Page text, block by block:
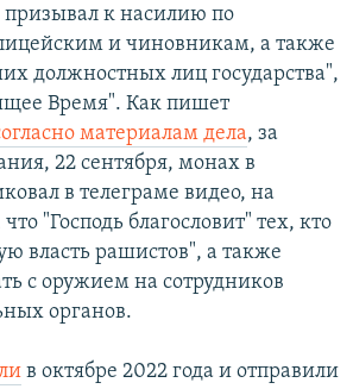
призывал к насилию по
и чиновникам, а также
должностных лиц государства",
Время". Как пишет
материалам дела, за
22 сентября, монах в
в телеграме видео, на
"Господь благословит" тех, кто
власть рашистов", а также
с оружием на сотрудников
органов.
в октябре 2022 года и отправили